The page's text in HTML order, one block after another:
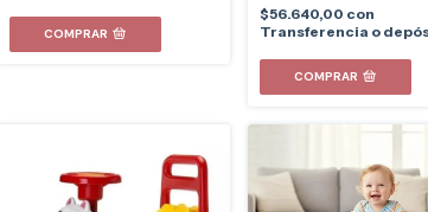
COMPRAR
$56.640,00 con
Transferencia o
COMPRAR